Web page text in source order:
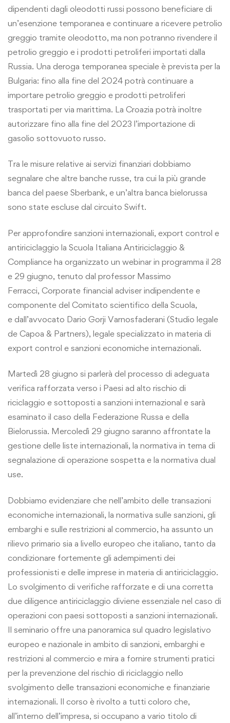
dipendenti dagli oleodotti russi possono beneficiare di
un’esenzione temporanea e continuare a ricevere petrolio
greggio tramite oleodotto, ma non potranno rivendere il
petrolio greggio e i prodotti petroliferi importati dalla
Russia. Una deroga temporanea speciale è prevista per la
Bulgaria: fino alla fine del 2024 potrà continuare a
importare petrolio greggio e prodotti petroliferi
trasportati per via marittima. La Croazia potrà inoltre
autorizzare fino alla fine del 2023 l’importazione di
gasolio sottovuoto russo.
Tra le misure relative ai servizi finanziari dobbiamo
segnalare che altre banche russe, tra cui la più grande
banca del paese Sberbank, e un’altra banca bielorussa
sono state escluse dal circuito Swift.
Per approfondire sanzioni internazionali, export control e
antiriciclaggio la Scuola Italiana Antiriciclaggio &
Compliance ha organizzato un webinar in programma il 28
e 29 giugno, tenuto dal professor Massimo
Ferracci, Corporate financial adviser indipendente e
componente del Comitato scientifico della Scuola,
e dall’avvocato Dario Gorji Varnosfaderani (Studio legale
de Capoa & Partners), legale specializzato in materia di
export control e sanzioni economiche internazionali.
Martedì 28 giugno si parlerà del processo di adeguata
verifica rafforzata verso i Paesi ad alto rischio di
riciclaggio e sottoposti a sanzioni internazional e sarà
esaminato il caso della Federazione Russa e della
Bielorussia. Mercoledì 29 giugno saranno affrontate la
gestione delle liste internazionali, la normativa in tema di
segnalazione di operazione sospetta e la normativa dual
use.
Dobbiamo evidenziare che nell’ambito delle transazioni
economiche internazionali, la normativa sulle sanzioni, gli
embarghi e sulle restrizioni al commercio, ha assunto un
rilievo primario sia a livello europeo che italiano, tanto da
condizionare fortemente gli adempimenti dei
professionisti e delle imprese in materia di antiriciclaggio.
Lo svolgimento di verifiche rafforzate e di una corretta
due diligence antiriciclaggio diviene essenziale nel caso di
operazioni con paesi sottoposti a sanzioni internazionali.
Il seminario offre una panoramica sul quadro legislativo
europeo e nazionale in ambito di sanzioni, embarghi e
restrizioni al commercio e mira a fornire strumenti pratici
per la prevenzione del rischio di riciclaggio nello
svolgimento delle transazioni economiche e finanziarie
internazionali. Il corso è rivolto a tutti coloro che,
all’interno dell’impresa, si occupano a vario titolo di